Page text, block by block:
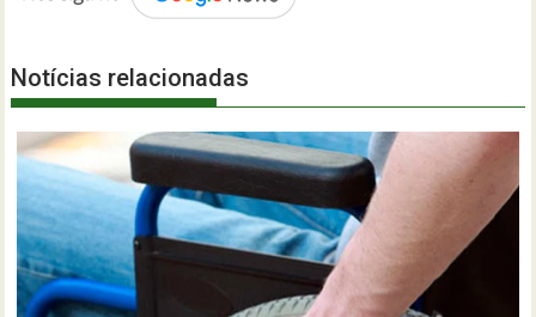
Notícias relacionadas